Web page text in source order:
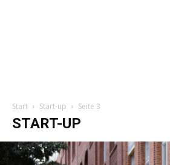
Start Start-up Seite 3
START-UP